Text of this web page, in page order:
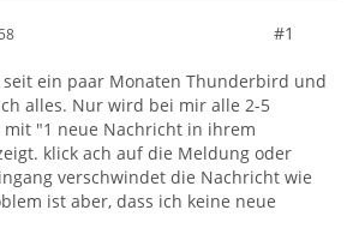
#1
ein paar Monaten Thunderbird und
alles. Nur wird bei mir alle 2-5
"1 neue Nachricht in ihrem
klick ach auf die Meldung oder
verschwindet die Nachricht wie
ist aber, dass ich keine neue